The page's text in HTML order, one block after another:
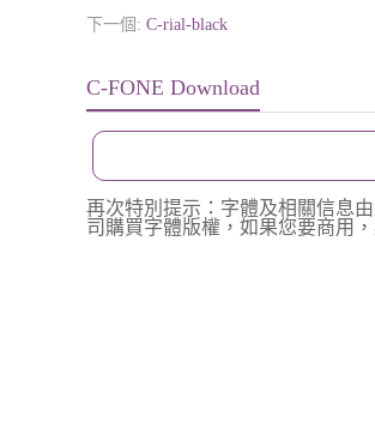
下一個: C-rial-black
C-FONE Download
再次特別提示：字體及相關信息
司購買字體版權，如果您要商用